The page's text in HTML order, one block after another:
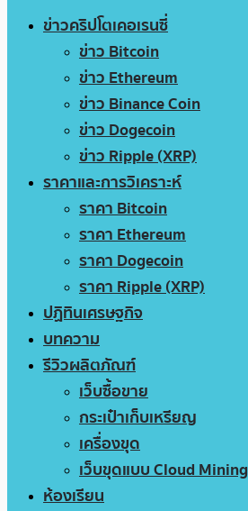
ข่าวคริปโตเคอเรนซี่
ข่าว Bitcoin
ข่าว Ethereum
ข่าว Binance Coin
ข่าว Dogecoin
ข่าว Ripple (XRP)
ราคาและการวิเคราะห์
ราคา Bitcoin
ราคา Ethereum
ราคา Dogecoin
ราคา Ripple (XRP)
ปฏิทินเศรษฐกิจ
บทความ
รีวิวผลิตภัณฑ์
เว็บซื้อขาย
กระเป๋าเก็บเหรียญ
เครื่องขุด
เว็บขุดแบบ Cloud Mining
ห้องเรียน